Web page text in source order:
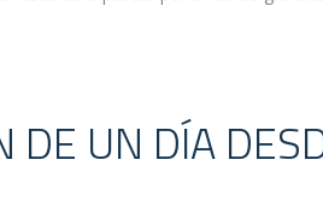
DE UN DÍA